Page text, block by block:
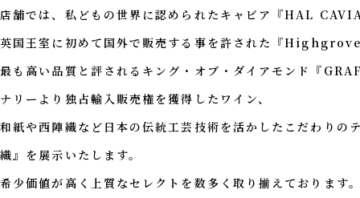
店舗では、私どもの世界に認められたキャビア『HAL
英国王室に初めて国外で販売する事を許された『
最も高い品質と評されるキング・オブ・ダイアモンド『
ナリーより独占輸入販売権を獲得したワイン、
和紙や西陣織など日本の伝統工芸技術を活かしたこだわりの
織』を展示いたします。
希少価値が高く上質なセレクトを数多く取り揃えております